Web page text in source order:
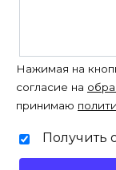
Нажимая на
согласие на
принимаю
Получить